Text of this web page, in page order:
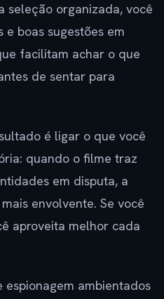
seleção organizada, você
boas sugestões em
facilitam achar o que
de sentar para
é ligar o que você
quando o filme traz
em disputa, a
envolvente. Se você
aproveita melhor cada
espionagem ambientados